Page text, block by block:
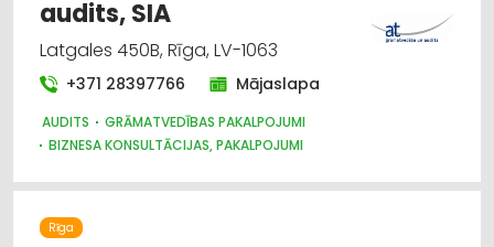
audits, SIA
Latgales 450B, Rīga, LV-1063
+371 28397766 Mājaslapa
AUDITS
GRĀMATVEDĪBAS PAKALPOJUMI
BIZNESA KONSULTĀCIJAS, PAKALPOJUMI
Rīga